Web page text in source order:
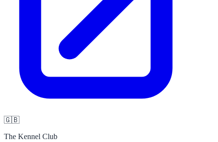
🇬🇧
The Kennel Club